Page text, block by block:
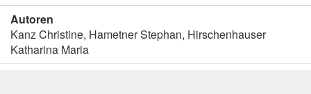
Autoren
Kanz Christine, Hametner Stephan, Hirschenhauser
Katharina Maria